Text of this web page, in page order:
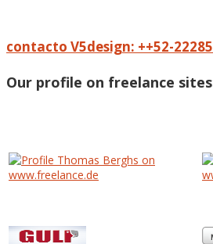
contacto V5design: ++52-
Our profile on freelance